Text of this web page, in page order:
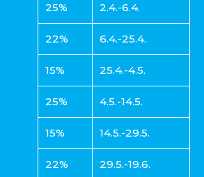
25% 2.4.-6.4.
22% 6.4.-25.4.
15% 25.4.-4.5.
25% 4.5.-14.5.
15% 14.5.-29.5.
22% 29.5.-19.6.